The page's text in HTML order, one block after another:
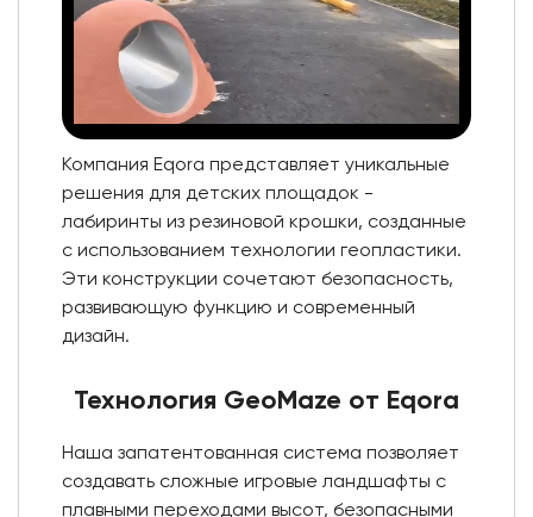
Компания Eqora представляет уникальные
решения для детских площадок -
лабиринты из резиновой крошки, созданные
с использованием технологии геопластики.
Эти конструкции сочетают безопасность,
развивающую функцию и современный
дизайн.
Технология GeoMaze от Eqora
Наша запатентованная система позволяет
создавать сложные игровые ландшафты с
плавными переходами высот, безопасными